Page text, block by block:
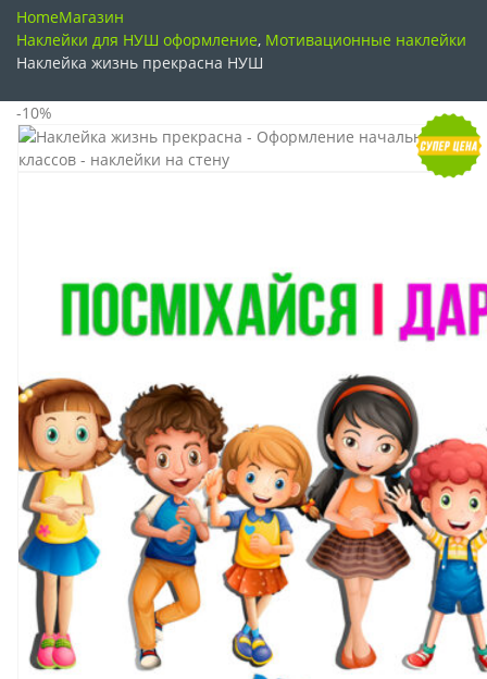
HomeМагазин
Наклейки для НУШ оформление, Мотивационные наклейки
Наклейка жизнь прекрасна НУШ
-10%